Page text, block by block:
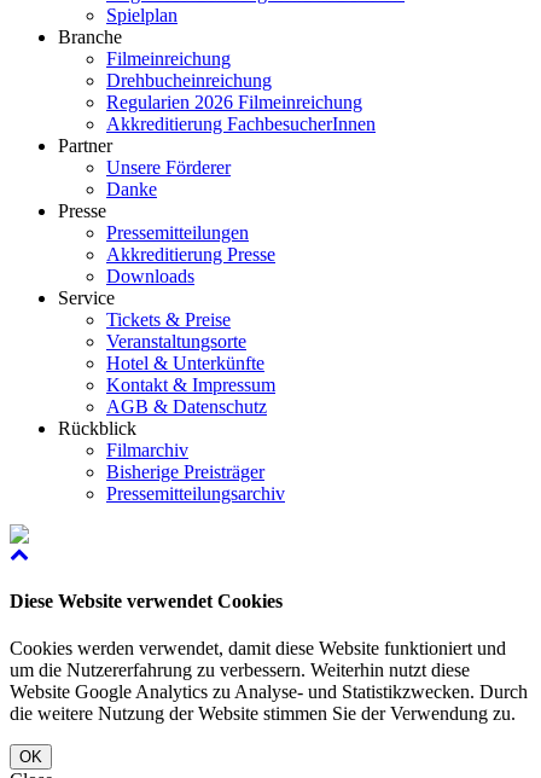
Spielplan
Branche
Filmeinreichung
Drehbucheinreichung
Regularien 2026 Filmeinreichung
Akkreditierung FachbesucherInnen
Partner
Unsere Förderer
Danke
Presse
Pressemitteilungen
Akkreditierung Presse
Downloads
Service
Tickets & Preise
Veranstaltungsorte
Hotel & Unterkünfte
Kontakt & Impressum
AGB & Datenschutz
Rückblick
Filmarchiv
Bisherige Preisträger
Pressemitteilungsarchiv
Diese Website verwendet Cookies
Cookies werden verwendet, damit diese Website funktioniert und
um die Nutzererfahrung zu verbessern. Weiterhin nutzt diese
Website Google Analytics zu Analyse- und Statistikzwecken. Durch
die weitere Nutzung der Website stimmen Sie der Verwendung zu.
OK